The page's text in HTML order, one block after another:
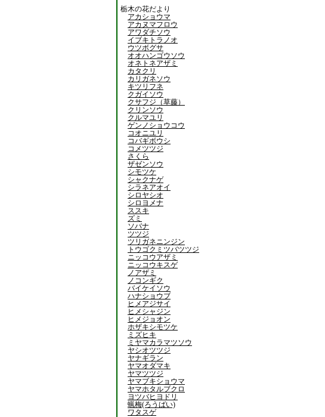
栃木の花だより
アカショウマ
アカヌマフロウ
アワダチソウ
イブキトラノオ
ウツボグサ
オオハンゴウソウ
オネトネアザミ
カタクリ
カリガネソウ
キツリフネ
クガイソウ
クサフジ（草藤）
クリンソウ
クルマユリ
ゲンノショウコウ
コオニユリ
コバギボウシ
コメツツジ
さくら
ザゼンソウ
シモツケ
シャクナゲ
シラネアオイ
シロヤシオ
シロヨメナ
ススキ
ズミ
ソバナ
ツツジ
ツリガネニンジン
トウゴクミツバツツジ
ニッコウアザミ
ニッコウキスゲ
ノアザミ
ノコンギク
バイケイソウ
ハナショウブ
ヒメアジサイ
ヒメシャジン
ヒメジョオン
ホザキシモツケ
ミズヒキ
ミヤマカラマツソウ
ヤシオツツジ
ヤナギラン
ヤマオダマキ
ヤマツツジ
ヤマブキショウマ
ヤマホタルブクロ
ヨツバヒヨドリ
蝋梅(ろうばい)
ワタスゲ